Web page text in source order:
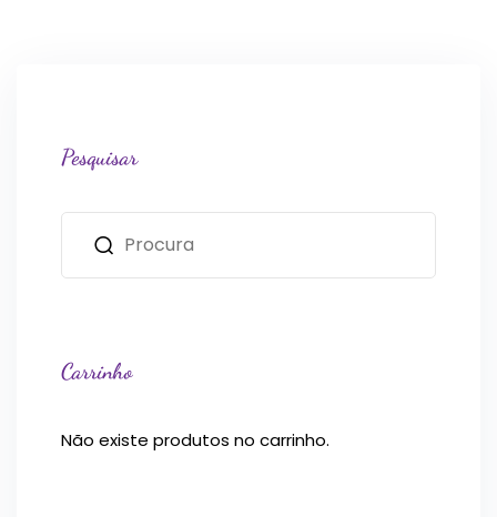
Pesquisar
Carrinho
Não existe produtos no carrinho.